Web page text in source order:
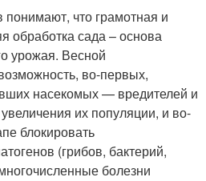
что грамотная и
обработка сада – основа
урожая. Весной
во-первых,
насекомых — вредителей и
их популяции, и во-
блокировать
(грибов, бактерий,
болезни